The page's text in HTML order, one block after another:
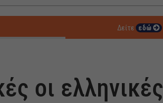
Δείτε εδώ
οι ελληνικές